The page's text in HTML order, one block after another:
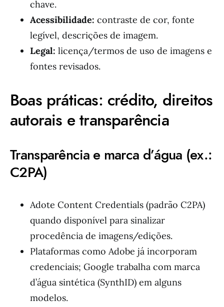
chave.
Acessibilidade: contraste de cor, fonte
legível, descrições de imagem.
Legal: licença/termos de uso de imagens e
fontes revisados.
Boas práticas: crédito, direitos
autorais e transparência
Transparência e marca d’água (ex.:
C2PA)
Adote Content Credentials (padrão C2PA)
quando disponível para sinalizar
procedência de imagens/edições.
Plataformas como Adobe já incorporam
credenciais; Google trabalha com marca
d’água sintética (SynthID) em alguns
modelos.